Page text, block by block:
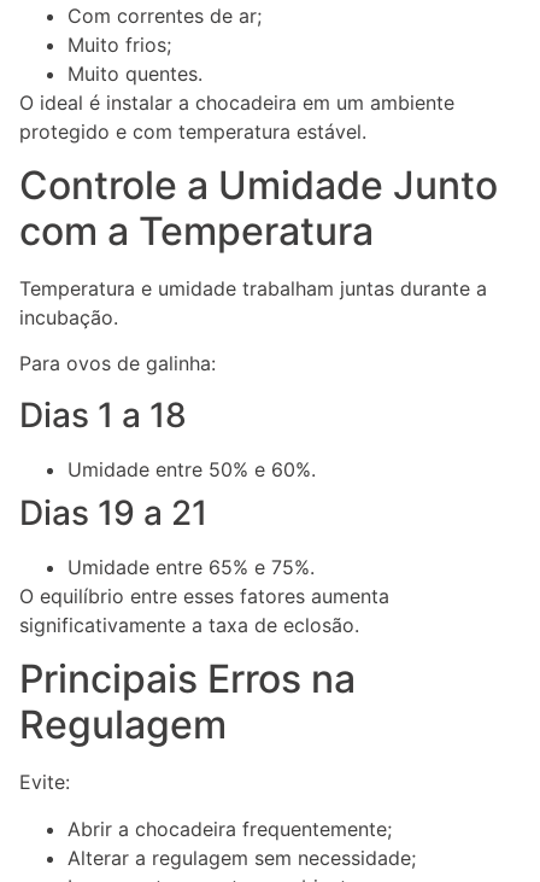
Com correntes de ar;
Muito frios;
Muito quentes.
O ideal é instalar a chocadeira em um ambiente
protegido e com temperatura estável.
Controle a Umidade Junto
com a Temperatura
Temperatura e umidade trabalham juntas durante a
incubação.
Para ovos de galinha:
Dias 1 a 18
Umidade entre 50% e 60%.
Dias 19 a 21
Umidade entre 65% e 75%.
O equilíbrio entre esses fatores aumenta
significativamente a taxa de eclosão.
Principais Erros na
Regulagem
Evite:
Abrir a chocadeira frequentemente;
Alterar a regulagem sem necessidade;